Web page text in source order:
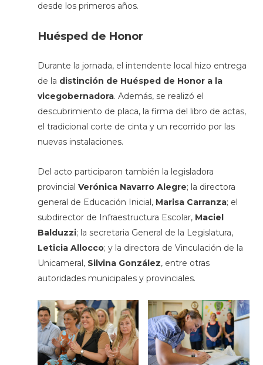
desde los primeros años.
Huésped de Honor
Durante la jornada, el intendente local hizo entrega
de la distinción de Huésped de Honor a la
vicegobernadora. Además, se realizó el
descubrimiento de placa, la firma del libro de actas,
el tradicional corte de cinta y un recorrido por las
nuevas instalaciones.
Del acto participaron también la legisladora
provincial Verónica Navarro Alegre; la directora
general de Educación Inicial, Marisa Carranza; el
subdirector de Infraestructura Escolar, Maciel
Balduzzi; la secretaria General de la Legislatura,
Leticia Allocco; y la directora de Vinculación de la
Unicameral, Silvina González, entre otras
autoridades municipales y provinciales.